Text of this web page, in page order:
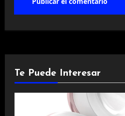
Te Puede Interesar